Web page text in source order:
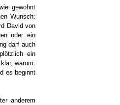
gewohnt
Wunsch:
David von
oder ein
darf auch
ein
warum:
es beginnt
anderem